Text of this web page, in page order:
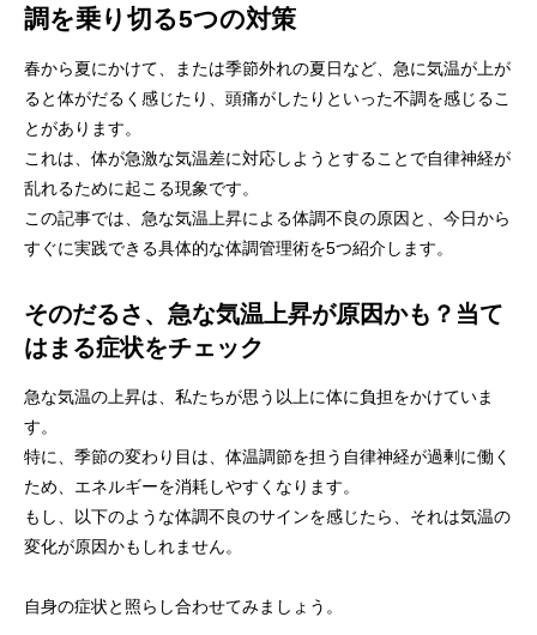
調を乗り切る5つの対策
春から夏にかけて、または季節外れの夏日など、急に気温が上が
ると体がだるく感じたり、頭痛がしたりといった不調を感じるこ
とがあります。
これは、体が急激な気温差に対応しようとすることで自律神経が
乱れるために起こる現象です。
この記事では、急な気温上昇による体調不良の原因と、今日から
すぐに実践できる具体的な体調管理術を5つ紹介します。
そのだるさ、急な気温上昇が原因かも？当て
はまる症状をチェック
急な気温の上昇は、私たちが思う以上に体に負担をかけていま
す。
特に、季節の変わり目は、体温調節を担う自律神経が過剰に働く
ため、エネルギーを消耗しやすくなります。
もし、以下のような体調不良のサインを感じたら、それは気温の
変化が原因かもしれません。
自身の症状と照らし合わせてみましょう。